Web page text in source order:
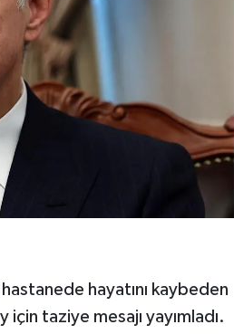
hayatını kaybeden
taziye mesajı yayımladı.